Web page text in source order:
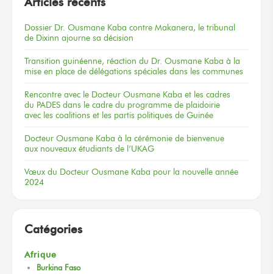
Dossier Dr. Ousmane Kaba contre Makanera, le tribunal
de Dixinn ajourne sa décision
Transition guinéenne, réaction du Dr. Ousmane Kaba à la
mise en place de délégations spéciales dans les communes
Rencontre avec le Docteur Ousmane Kaba et les cadres
du PADES dans le cadre du programme de plaidoirie
avec les coalitions et les partis politiques de Guinée
Docteur Ousmane Kaba à la cérémonie de bienvenue
aux nouveaux étudiants de l’UKAG
Vœux du Docteur Ousmane Kaba pour la nouvelle année
2024
Catégories
Afrique
Burkina Faso